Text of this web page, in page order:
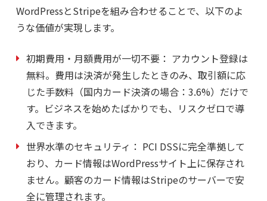
WordPressとStripeを組み合わせることで、以下のよ
うな価値が実現します。
初期費用・月額費用が一切不要： アカウント登録は
無料。費用は決済が発生したときのみ、取引額に応
じた手数料（国内カード決済の場合：3.6%）だけで
す。ビジネスを始めたばかりでも、リスクゼロで導
入できます。
世界水準のセキュリティ： PCI DSSに完全準拠して
おり、カード情報はWordPressサイト上に保存され
ません。顧客のカード情報はStripeのサーバーで安
全に管理されます。